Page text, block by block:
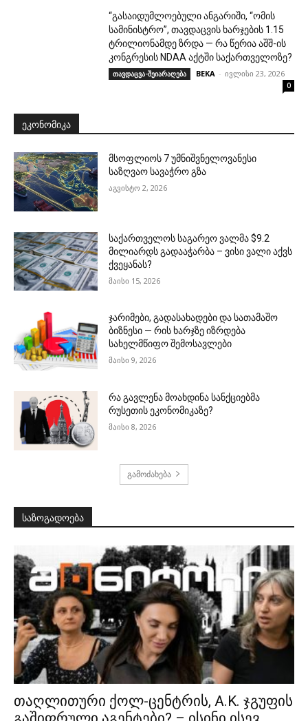
“გასაიდუმლოებული ანგარიში, “ომის
სამინისტრო”, თავდაცვის ხარჯების 1.15
ტრილიონამდე ზრდა — რა წერია აშშ-ის
კონგრესის NDAA აქტში საქართველოზე?
თავდაცვა-შეიარაღება BEKA - ივლისი 23, 2026
0
ᲔᲙᲝᲜᲝᲛᲘᲙᲐ
მსოფლიოს 7 უმნიშვნელოვანესი
საზღვაო სავაჭრო გზა
აგვისტო 2, 2026
საქართველოს საგარეო ვალმა $9.2
მილიარდს გადააჭარბა – ვისი ვალი აქვს
ქვეყანას?
მაისი 15, 2026
ჯარიმები, გადასახადები და სათამაშო
ბიზნესი — რის ხარჯზე იზრდება
სახელმწიფო შემოსავლები
მაისი 9, 2026
რა გავლენა მოახდინა სანქციებმა
რუსეთის ეკონომიკაზე?
მაისი 8, 2026
გამოძახება
საზოგადოება
თაღლითური ქოლ-ცენტრის, A.K. ჯგუფის